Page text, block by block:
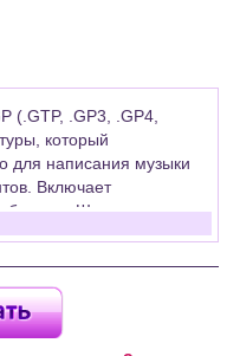
(.GTP, .GP3, .GP4,
который
для написания музыки
Включает
банджо. Широко
которые затем
необходимо
программу Guitar
Скачать её можно с